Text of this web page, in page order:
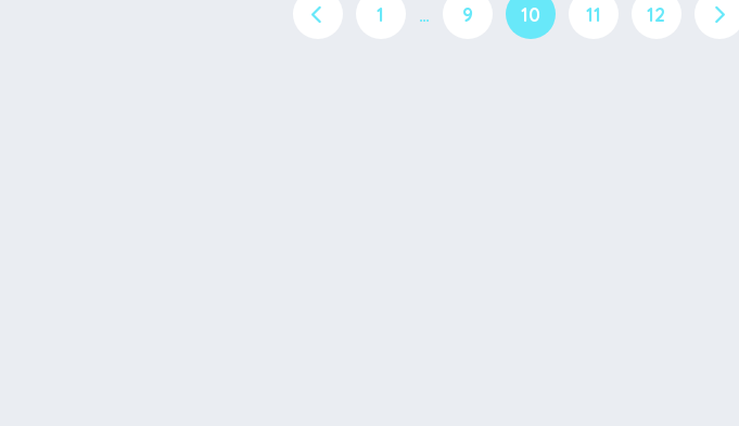
1 … 9 10 11 12